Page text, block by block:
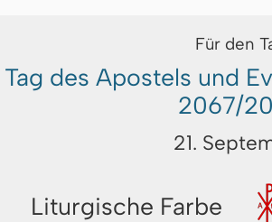
Für den
Tag des Apostels und
2067/
21.
Liturgische Farbe